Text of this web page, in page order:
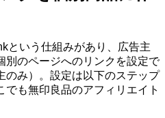
という仕組みがあり、広告主
別のページへのリンクを設定で
のみ）。設定は以下のステップ
でも無印良品のアフィリエイト